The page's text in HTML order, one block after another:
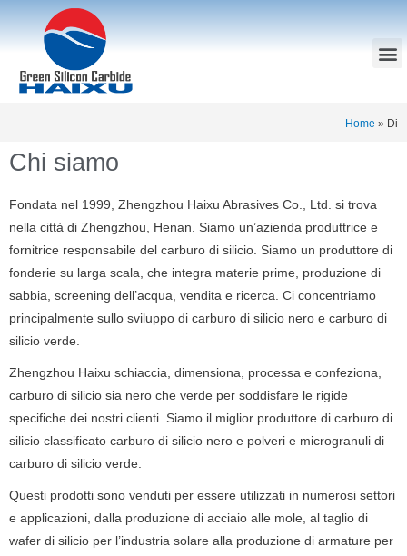
Home » Di
Chi siamo
Fondata nel 1999, Zhengzhou Haixu Abrasives Co., Ltd. si trova
nella città di Zhengzhou, Henan. Siamo un’azienda produttrice e
fornitrice responsabile del carburo di silicio. Siamo un produttore di
fonderie su larga scala, che integra materie prime, produzione di
sabbia, screening dell’acqua, vendita e ricerca. Ci concentriamo
principalmente sullo sviluppo di carburo di silicio nero e carburo di
silicio verde.
Zhengzhou Haixu schiaccia, dimensiona, processa e confeziona,
carburo di silicio sia nero che verde per soddisfare le rigide
specifiche dei nostri clienti. Siamo il miglior produttore di carburo di
silicio classificato carburo di silicio nero e polveri e microgranuli di
carburo di silicio verde.
Questi prodotti sono venduti per essere utilizzati in numerosi settori
e applicazioni, dalla produzione di acciaio alle mole, al taglio di
wafer di silicio per l’industria solare alla produzione di armature per